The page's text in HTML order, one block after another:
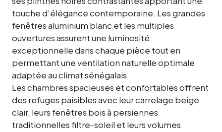
touche d’élégance contemporaine. Les grandes
fenêtres aluminium blanc et les multiples
ouvertures assurent une luminosité
exceptionnelle dans chaque pièce tout en
permettant une ventilation naturelle optimale
adaptée au climat sénégalais.
Les chambres spacieuses et confortables offrent
des refuges paisibles avec leur carrelage beige
clair, leurs fenêtres bois à persiennes
traditionnelles filtre-soleil et leurs volumes